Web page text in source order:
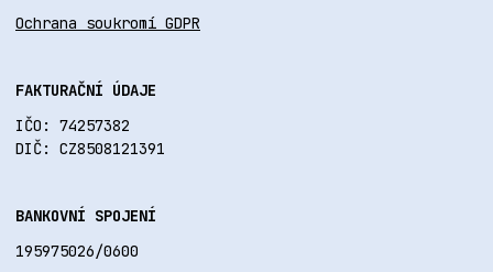
Ochrana soukromí GDPR
FAKTURAČNÍ ÚDAJE
IČO: 74257382
DIČ: CZ8508121391
BANKOVNÍ SPOJENÍ
195975026/0600